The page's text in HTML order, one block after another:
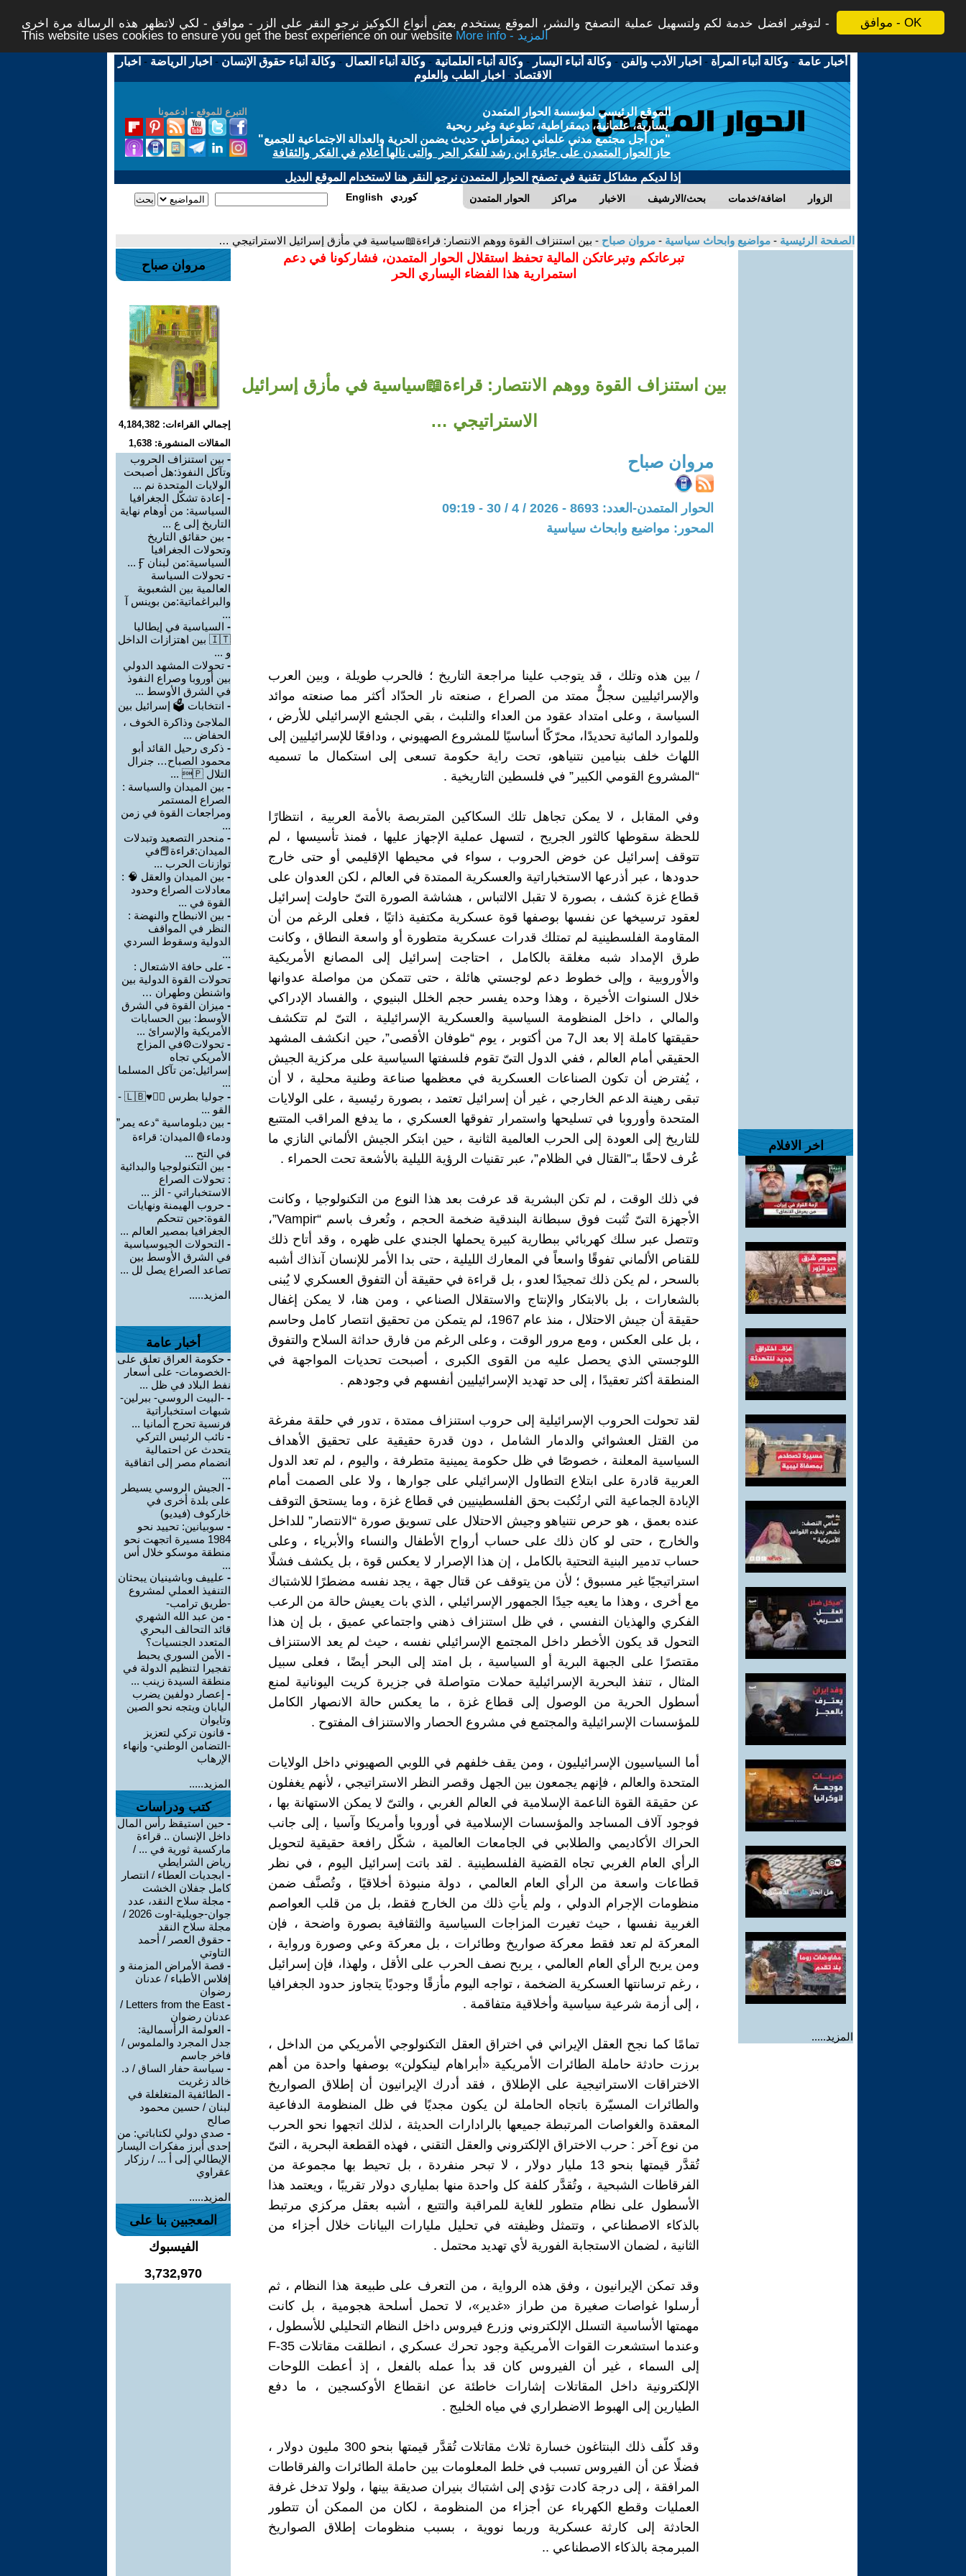
موافق - OK
لتوفير افضل خدمة لكم ولتسهيل عملية التصفح والنشر، الموقع يستخدم بعض أنواع الكوكيز نرجو النقر على الزر - موافق - لكي لاتظهر هذه الرسالة مرة اخرى -
This website uses cookies to ensure you get the best experience on our website
More info - المزيد
أخبار عامة -وكالة أنباء المرأة - اخبار الأدب والفن -وكالة أنباء اليسار -وكالة أنباء العلمانية -وكالة أنباء العمال -وكالة أنباء حقوق الإنسان - اخبار الرياضة - اخبار
الاقتصاد - اخبار الطب والعلوم
التبرع للموقع - ادعمونا
الموقع الرئيسي لمؤسسة الحوار المتمدن
يسارية، علمانية، ديمقراطية، تطوعية وغير ربحية
"من أجل مجتمع مدني علماني ديمقراطي حديث يضمن الحرية والعدالة الاجتماعية للجميع"
حاز الحوار المتمدن على جائزة ابن رشد للفكر الحر والتى نالها أعلام في الفكر والثقافة
إذا لديكم مشاكل تقنية في تصفح الحوار المتمدن نرجو النقر هنا لاستخدام الموقع البديل
الحوار المتمدن مراكز الاخبار بحث/الارشيف اضافة/خدمات الزوار English كوردي
الصفحة الرئيسية - مواضيع وابحاث سياسية - مروان صباح - بين استنزاف القوة ووهم الانتصار: قراءة📖سياسية في مأزق إسرائيل الاستراتيجي …
اخر الافلام
المزيد.....
تبرعاتكم وتبرعاتكن المالية تحفظ استقلال الحوار المتمدن، فشاركونا في دعم
استمرارية هذا الفضاء اليساري الحر
بين استنزاف القوة ووهم الانتصار: قراءة📖سياسية في مأزق إسرائيل
الاستراتيجي …
مروان صباح
الحوار المتمدن-العدد: 8693 - 2026 / 4 / 30 - 09:19
المحور: مواضيع وابحاث سياسية
/ بين هذه وتلك ، قد يتوجب علينا مراجعة التاريخ ؛ فالحرب طويلة ، وبين العرب
والإسرائيليين سجلٌّ ممتد من الصراع ، صنعته نار الحدّاد أكثر مما صنعته موائد
السياسة ، وعلى امتداد عقود من العداء والتلبث ، بقي الجشع الإسرائيلي للأرض ،
وللموارد المائية تحديدًا، محرّكًا أساسيًا للمشروع الصهيوني ، ودافعًا للإسرائيليين إلى
اللهاث خلف بنيامين نتنياهو، تحت راية حكومة تسعى إلى استكمال ما تسميه
“المشروع القومي الكبير” في فلسطين التاريخية .
وفي المقابل ، لا يمكن تجاهل تلك السكاكين المتربصة بالأمة العربية ، انتظارًا
للحظة سقوطها كالثور الجريح ، لتسهل عملية الإجهاز عليها ، فمنذ تأسيسها ، لم
تتوقف إسرائيل عن خوض الحروب ، سواء في محيطها الإقليمي أو حتى خارج
حدودها ، عبر أذرعها الاستخباراتية والعسكرية الممتدة في العالم ، لكن العدوان على
قطاع غزة كشف ، بصورة لا تقبل الالتباس ، هشاشة الصورة التىّ حاولت إسرائيل
لعقود ترسيخها عن نفسها بوصفها قوة عسكرية مكتفية ذاتيًا ، فعلى الرغم من أن
المقاومة الفلسطينية لم تمتلك قدرات عسكرية متطورة أو واسعة النطاق ، وكانت
طرق الإمداد شبه مغلقة بالكامل ، احتاجت إسرائيل إلى المصانع الأمريكية
والأوروبية ، وإلى خطوط دعم لوجستي هائلة ، حتى تتمكن من مواصلة عدوانها
خلال السنوات الأخيرة ، وهذا وحده يفسر حجم الخلل البنيوي ، والفساد الإدراكي
والمالي ، داخل المنظومة السياسية والعسكرية الإسرائيلية ، التىّ لم تتكشف
حقيقتها كاملة إلا بعد ال7 من أكتوبر ، يوم “طوفان الأقصى”، حين انكشف المشهد
الحقيقي أمام العالم ، ففي الدول التىّ تقوم فلسفتها السياسية على مركزية الجيش
، يُفترض أن تكون الصناعات العسكرية في معظمها صناعة وطنية محلية ، لا أن
تبقى رهينة الدعم الخارجي ، غير أن إسرائيل تعتمد ، بصورة رئيسية ، على الولايات
المتحدة وأوروبا في تسليحها واستمرار تفوقها العسكري ، ما يدفع المراقب المتتبع
للتاريخ إلى العودة إلى الحرب العالمية الثانية ، حين ابتكر الجيش الألماني النازي ما
عُرف لاحقًا بـ”القتال في الظلام”، عبر تقنيات الرؤية الليلية بالأشعة تحت الحمراء .
في ذلك الوقت ، لم تكن البشرية قد عرفت بعد هذا النوع من التكنولوجيا ، وكانت
الأجهزة التىّ تُثبت فوق سبطانة البندقية ضخمة الحجم ، وتُعرف باسم “Vampir”،
وتتصل عبر سلك كهربائي ببطارية كبيرة يحملها الجندي على ظهره ، وقد أتاح ذلك
للقناص الألماني تفوقًا واسعاً في المعارك الليلية ، حتى بدا الأمر للإنسان آنذاك أشبه
بالسحر ، لم يكن ذلك تمجيدًا لعدو ، بل قراءة في حقيقة أن التفوق العسكري لا يُبنى
بالشعارات ، بل بالابتكار والإنتاج والاستقلال الصناعي ، ومن هنا، لا يمكن إغفال
حقيقة أن جيش الاحتلال ، منذ عام 1967، لم يتمكن من تحقيق انتصار كامل وحاسم
، بل على العكس ، ومع مرور الوقت ، وعلى الرغم من فارق حداثة السلاح والتفوق
اللوجستي الذي يحصل عليه من القوى الكبرى ، أصبحت تحديات المواجهة في
المنطقة أكثر تعقيدًا ، إلى حد تهديد الإسرائيليين أنفسهم في وجودهم .
لقد تحولت الحروب الإسرائيلية إلى حروب استنزاف ممتدة ، تدور في حلقة مفرغة
من القتل العشوائي والدمار الشامل ، دون قدرة حقيقية على تحقيق الأهداف
السياسية المعلنة ، خصوصًا في ظل حكومة يمينية متطرفة ، واليوم ، لم تعد الدول
العربية قادرة على ابتلاع التطاول الإسرائيلي على جوارها ، ولا على الصمت أمام
الإبادة الجماعية التي ارتُكبت بحق الفلسطينيين في قطاع غزة ، وما يستحق التوقف
عنده بعمق ، هو حرص نتنياهو وجيش الاحتلال على تسويق صورة “الانتصار” للداخل
والخارج ، حتى لو كان ذلك على حساب أرواح الأطفال والنساء والأبرياء ، وعلى
حساب تدمير البنية التحتية بالكامل ، إن هذا الإصرار لا يعكس قوة ، بل يكشف فشلًا
استراتيجيًا غير مسبوق ؛ لأن من يتوقف عن قتال جهة ، يجد نفسه مضطرًا للاشتباك
مع أخرى ، وهذا ما يعيه جيدًا الجمهور الإسرائيلي ، الذي بات يعيش حالة من الرعب
الفكري والهذيان النفسي ، في ظل استنزاف ذهني واجتماعي عميق ، بل إن هذا
التحول قد يكون الأخطر داخل المجتمع الإسرائيلي نفسه ، حيث لم يعد الاستنزاف
مقتصرًا على الجبهة البرية أو السياسية ، بل امتد إلى البحر أيضًا ، فعلى سبيل
المثال ، تنفذ البحرية الإسرائيلية حملات متواصلة في جزيرة كريت اليونانية لمنع
أسطول الحرية من الوصول إلى قطاع غزة ، ما يعكس حالة الانصهار الكامل
للمؤسسات الإسرائيلية والمجتمع في مشروع الحصار والاستنزاف المفتوح .
أما السياسيون الإسرائيليون ، ومن يقف خلفهم في اللوبي الصهيوني داخل الولايات
المتحدة والعالم ، فإنهم يجمعون بين الجهل وقصر النظر الاستراتيجي ، لأنهم يغفلون
عن حقيقة القوة الناعمة الإسلامية في العالم الغربي ، والتىّ لا يمكن الاستهانة بها ،
فوجود آلاف المساجد والمؤسسات الإسلامية في أوروبا وأمريكا وآسيا ، إلى جانب
الحراك الأكاديمي والطلابي في الجامعات العالمية ، شكّل رافعة حقيقية لتحويل
الرأي العام الغربي تجاه القضية الفلسطينية . لقد باتت إسرائيل اليوم ، في نظر
قطاعات واسعة من الرأي العام العالمي ، دولة منبوذة أخلاقيًا ، وتُصنَّف ضمن
منظومات الإجرام الدولي ، ولم يأتِ ذلك من الخارج فقط، بل من قلب العواصم
الغربية نفسها ، حيث تغيرت المزاجات السياسية والثقافية بصورة واضحة ، فإن
المعركة لم تعد فقط معركة صواريخ وطائرات ، بل معركة وعي وصورة ورواية ،
ومن يربح الرأي العام العالمي ، يربح نصف الحرب على الأقل ، ولهذا، فإن إسرائيل
، رغم ترسانتها العسكرية الضخمة ، تواجه اليوم مأزقًا وجوديًا يتجاوز حدود الجغرافيا
، إلى أزمة شرعية سياسية وأخلاقية متفاقمة .
تمامًا كما نجح العقل الإيراني في اختراق العقل التكنولوجي الأمريكي من الداخل ،
برزت حادثة حاملة الطائرات الأمريكية «أبراهام لينكولن» بوصفها واحدة من أهم
الاختراقات الاستراتيجية على الإطلاق ، فقد أدرك الإيرانيون أن إطلاق الصواريخ
والطائرات المسيّرة باتجاه الحاملة لن يكون مجديًا في ظل المنظومة الدفاعية
المعقدة والغواصات المرتبطة جميعها بالرادارات الحديثة ، لذلك اتجهوا نحو الحرب
من نوع آخر : حرب الاختراق الإلكتروني والعقل التقني ، فهذه القطعة البحرية ، التىّ
تُقدَّر قيمتها بنحو 13 مليار دولار ، لا تبحر منفردة ، بل تحيط بها مجموعة من
الفرقاطات الشبحية ، وتُقدَّر كلفة كل واحدة منها بملياري دولار تقريبًا ، ويعتمد هذا
الأسطول على نظام متطور للغاية للمراقبة والتتبع ، أشبه بعقل مركزي مرتبط
بالذكاء الاصطناعي ، وتتمثل وظيفته في تحليل مليارات البيانات خلال أجزاء من
الثانية ، لضمان الاستجابة الفورية لأي تهديد محتمل .
وقد تمكن الإيرانيون ، وفق هذه الرواية ، من التعرف على طبيعة هذا النظام ، ثم
أرسلوا غواصات صغيرة من طراز «غدير»، لا تحمل أسلحة هجومية ، بل كانت
مهمتها الأساسية التسلل الإلكتروني وزرع فيروس داخل النظام التحليلي للأسطول ،
وعندما استشعرت القوات الأمريكية وجود تحرك عسكري ، انطلقت مقاتلات F-35
إلى السماء ، غير أن الفيروس كان قد بدأ عمله بالفعل ، إذ أعطت اللوحات
الإلكترونية داخل المقاتلات إشارات خاطئة عن انقطاع الأوكسجين ، ما دفع
الطيارين إلى الهبوط الاضطراري في مياه الخليج .
وقد كلّف ذلك البنتاغون خسارة ثلاث مقاتلات تُقدَّر قيمتها بنحو 300 مليون دولار ،
فضلًا عن أن الفيروس تسبب في خلط المعلومات بين حاملة الطائرات والفرقاطات
المرافقة ، إلى درجة كادت تؤدي إلى اشتباك بنيران صديقة بينها ، ولولا تدخل غرفة
العمليات وقطع الكهرباء عن أجزاء من المنظومة ، لكان من الممكن أن تتطور
الحادثة إلى كارثة عسكرية وربما نووية ، بسبب منظومات إطلاق الصواريخ
المبرمجة بالذكاء الاصطناعي ..
مروان صباح
إجمالي القراءات: 4,184,382
المقالات المنشورة: 1,638
- بين استنزاف الحروب
وتآكل النفوذ:هل أصبحت
الولايات المتحدة نم ...
- إعادة تشكّل الجغرافيا
السياسية: من أوهام نهاية
التاريخ إلى ع ...
- بين حقائق التاريخ
وتحولات الجغرافيا
السياسية:من لبنان Ӻ ...
- تحولات السياسة
العالمية بين الشعبوية
والبراغماتية:من بوينس آ
...
- السياسية في إيطاليا
🇮🇹 بين اهتزازات الداخل
و ...
- تحولات المشهد الدولي
بين أوروبا وصراع النفوذ
في الشرق الأوسط ...
- انتخابات 🗳 إسرائيل بين
الملاجئ وذاكرة الخوف ،
الحفاض ...
- ذكرى رحيل القائد أبو
محمود الصباح… جنرال
التلال 🇵 ...
- بين الميدان والسياسة :
الصراع المستمر
ومراجعات القوة في زمن
...
- منحدر التصعيد وتبدلات
الميدان:قراءة📕في
توازنات الحرب ...
- بين الميدان والعقل 🧠 :
معادلات الصراع وحدود
القوة في ...
- بين الانبطاح والنهضة :
النظر في المواقف
الدولية وسقوط السردي
...
- على حافة الاشتعال :
تحولات القوة الدولية بين
واشنطن وطهران …
- ميزان القوة في الشرق
الأوسط: بين الحسابات
الأمريكية والإسرائ ...
- تحولات⚙في المزاج
الأمريكي تجاه
إسرائيل:من تآكل المسلما
...
-
جوليا بطرس 🙋‍♂♥🇱🇧 -
القو ...
- بين دبلوماسية “دعه يمر”
ودماء🩸الميدان: قراءة
في التح ...
- بين التكنولوجيا والبدائية
: تحولات الصراع
الاستخباراتي - الز ...
- حروب الهيمنة ونهايات
القوة:حين تتحكم
الجغرافيا بمصير العالم ...
- التحولات الجيوسياسية
في الشرق الأوسط بين
تصاعد الصراع يصل لل ...
المزيد.....
أخبار عامة
- حكومة العراق تعلق على
-الخصومات- على أسعار
نفط البلاد في ظل ...
- -البيت الروسي- ببرلين-
شبهات استخباراتية
فرنسية تحرج ألمانيا ...
- نائب الرئيس التركي
يتحدث عن احتمالية
انضمام مصر إلى اتفاقية
...
- الجيش الروسي يسيطر
على بلدة أخرى في
خاركوف (فيديو)
- سوبيانين: تحييد نحو
1984 مسيرة اتجهت نحو
منطقة موسكو خلال أس
...
- علييف وباشينيان يبحثان
التنفيذ العملي لمشروع
-طريق ترامب-
- من عبد الله الشهري
قائد التحالف البحري
المتعدد الجنسيات؟
- الأمن السوري يحبط
تفجيرا لتنظيم الدولة في
منطقة السيدة زينب ...
- إعصار دولفين يضرب
اليابان ويتجه نحو الصين
وتايوان
- قانون تركي لتعزيز
-التضامن الوطني- وإنهاء
الإرهاب
المزيد.....
كتب ودراسات
- حين استيقظ رأس المال
داخل الإنسان .. قراءة
ماركسية ثورية في ... /
رياض الشرايطي
- ابجديات العطاء / انتصار
كامل جفلان الخشت
- مجلة سلاح النقد، عدد
جوان-جويلية-اوت 2026 /
مجلة سلاح النقد
- حقوق العصر / أحمد
التاوتي
- قصة الأمراض المزمنة و
إفلاس الأطباء / عدنان
رضوان
-
Letters from the East /
عدنان رضوان
- العولمة الرأسمالية:
جدل المجرد والملموس /
فاخر جاسم
- سياسة حفار الساق / د.
خالد زغريت
- الطائفية المتغلغلة في
لبنان / حسين محمود
صالح
- صدى دولي لكتاباتي: من
إحدى أبرز مفكرات اليسار
الإيطالي إلى أ ... / رزكار
عقراوي
المزيد.....
المعجبين بنا على
الفيسبوك
3,732,970